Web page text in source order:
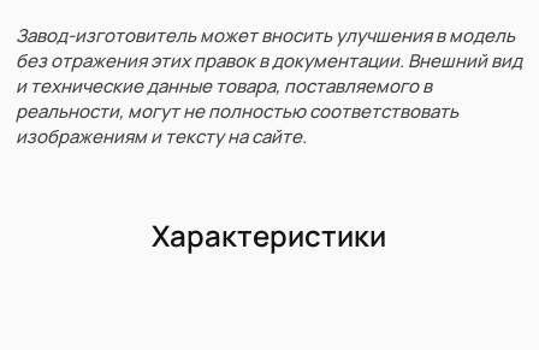
Завод-изготовитель может вносить улучшения в модель
без отражения этих правок в документации. Внешний вид
и технические данные товара, поставляемого в
реальности, могут не полностью соответствовать
изображениям и тексту на сайте.
Характеристики